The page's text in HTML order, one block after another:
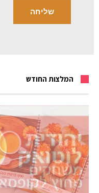
המלצות החודש